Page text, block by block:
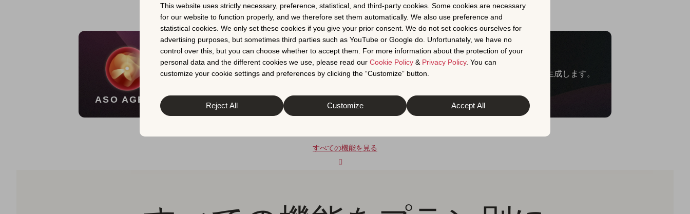
This website uses strictly necessary, preference, statistical, and third-party cookies. Some cookies are necessary
for our website to function properly, and we therefore set them automatically. We also use preference and
statistical cookies. We only set these cookies if you give your prior consent. We do not set cookies ourselves for
advertising purposes, but sometimes third parties such as YouTube or Google do. Unfortunately, we have no
control over this, but you can choose whether to accept them. For more information about the protection of your
personal data and the different cookies we use, please read our Cookie Policy & Privacy Policy. You can
customize your cookie settings and preferences by clicking the “Customize” button.
Reject All Customize Accept All
ASO AGENT
10時間かかっていた作業が、今では10分で完了
ASO Agentでパフォーマンスを監査し、見逃しているキーワード機会を見つけ、より強力なメタデータを生成します。
詳細はこちら
すべての機能を見る